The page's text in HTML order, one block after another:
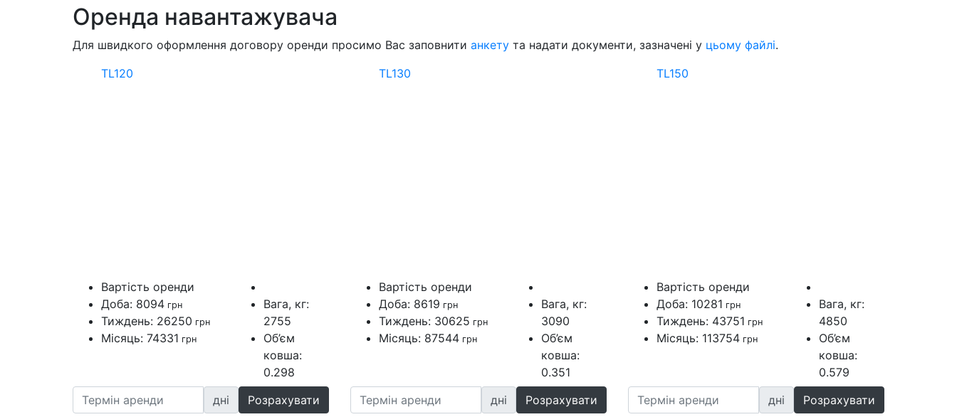
Оренда навантажувача
Для швидкого оформлення договору оренди просимо Вас заповнити анкету та надати документи, зазначені у цьому файлі.
TL120
Вартiсть оренди
Доба: 8094 грн
Тиждень: 26250 грн
Мiсяць: 74331 грн
Вага, кг:
2755
Об’єм
ковша:
0.298
днi
TL130
Вартiсть оренди
Доба: 8619 грн
Тиждень: 30625 грн
Мiсяць: 87544 грн
Вага, кг:
3090
Об’єм
ковша:
0.351
днi
TL150
Вартiсть оренди
Доба: 10281 грн
Тиждень: 43751 грн
Мiсяць: 113754 грн
Вага, кг:
4850
Об’єм
ковша:
0.579
днi